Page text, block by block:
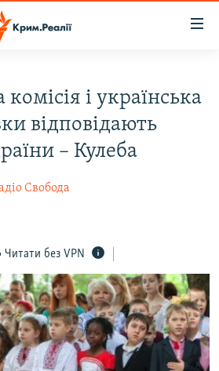
і українська
відповідають
– Кулеба
Свобода
Читати без VPN